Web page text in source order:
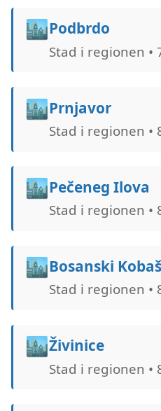
🏙️Podbrdo
Stad i regionen •
🏙️Prnjavor
Stad i regionen •
🏙️Pečeneg Ilova
Stad i regionen •
🏙️Bosanski Kobaš
Stad i regionen •
🏙️Živinice
Stad i regionen •